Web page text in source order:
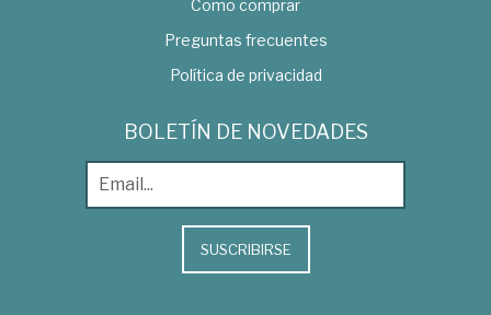
Como comprar
Preguntas frecuentes
Política de privacidad
BOLETÍN DE NOVEDADES
SUSCRIBIRSE